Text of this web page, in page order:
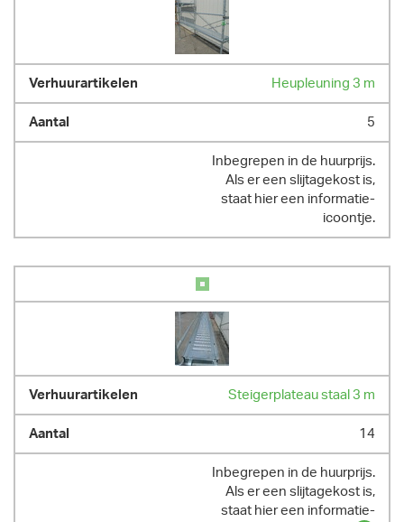
Heupleuning 3 m
5
Inbegrepen in de huurprijs.
Als er een slijtagekost is,
staat hier een informatie-
icoontje.
Steigerplateau staal 3 m
14
Inbegrepen in de huurprijs.
Als er een slijtagekost is,
staat hier een informatie-